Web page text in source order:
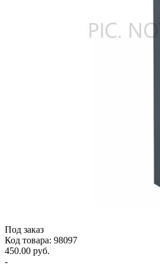
Под заказ
Код товара: 98097
450.00 руб.
-